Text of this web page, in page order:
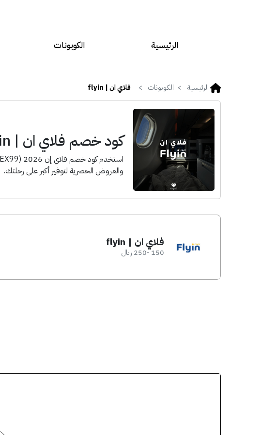
الرئيسية الكوبونات
الرئيسية الكوبونات فلاي ان | flyin
كود خصم فلاي ان | flyin
والعروض الحصرية لتوفير أكبر على رحلتك.
فلاي ان | flyin
150 -250 ريال